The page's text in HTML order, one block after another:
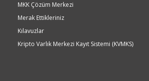
MKK Çözüm Merkezi
Merak Ettikleriniz
Kılavuzlar
Kripto Varlık Merkezi Kayıt Sistemi (KVMKS)